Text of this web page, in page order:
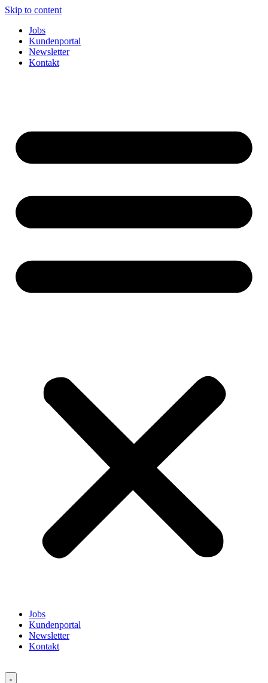
Skip to content
Jobs
Kundenportal
Newsletter
Kontakt
Jobs
Kundenportal
Newsletter
Kontakt